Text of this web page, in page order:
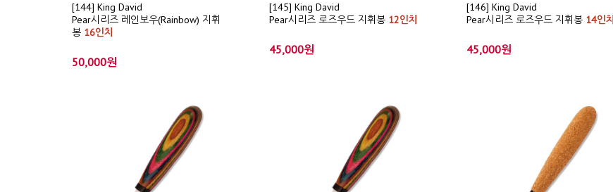
[144] King David
Pear시리즈 레인보우(Rainbow) 지휘
봉 16인치
50,000원
[145] King David
Pear시리즈 로즈우드 지휘봉 12인치
45,000원
[146] King David
Pear시리즈 로즈우드 지휘봉 14인치
45,000원